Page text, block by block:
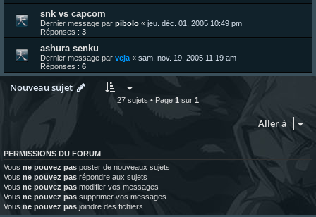
snk vs capcom
Dernier message par pibolo « jeu. déc. 01, 2005 10:49 pm
Réponses : 3
ashura senku
Dernier message par veja « sam. nov. 19, 2005 11:19 am
Réponses : 6
Nouveau sujet
27 sujets • Page 1 sur 1
Aller à
PERMISSIONS DU FORUM
Vous ne pouvez pas poster de nouveaux sujets
Vous ne pouvez pas répondre aux sujets
Vous ne pouvez pas modifier vos messages
Vous ne pouvez pas supprimer vos messages
Vous ne pouvez pas joindre des fichiers